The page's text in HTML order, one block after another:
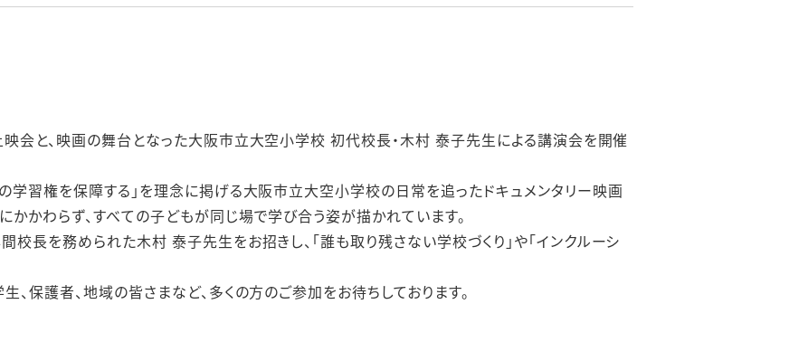
映会と、映画の舞台となった大阪市立大空小学校 初代校長・木村 泰子先生による講演会を開催
の学習権を保障する」を理念に掲げる大阪市立大空小学校の日常を追ったドキュメンタリー映画
かかわらず、すべての子どもが同じ場で学び合う姿が描かれています。
長を務められた木村 泰子先生をお招きし、「誰も取り残さない学校づくり」や「インクルーシ
、保護者、地域の皆さまなど、多くの方のご参加をお待ちしております。